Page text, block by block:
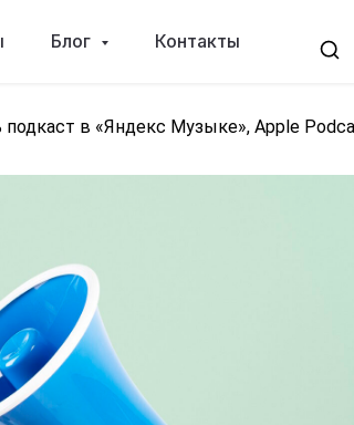
Блог Контакты
подкаст в «Яндекс Музыке», Apple